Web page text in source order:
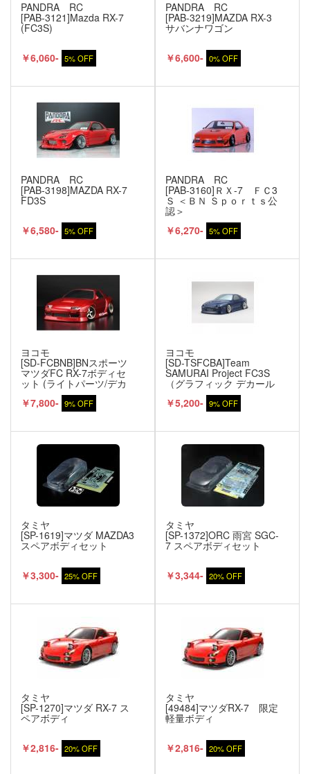
PANDRA RC
[PAB-3121]Mazda RX-7
(FC3S)
￥6,060- 5% OFF
PANDRA RC
[PAB-3219]MAZDA RX-3
サバンナワゴン
￥6,600- 0% OFF
PANDRA RC
[PAB-3198]MAZDA RX-7
FD3S
￥6,580- 5% OFF
PANDRA RC
[PAB-3160]ＲＸ-7 ＦＣ3
Ｓ ＜ＢＮ Ｓｐｏｒｔｓ公
認＞
￥6,270- 5% OFF
ヨコモ
[SD-FCBNB]BNスポーツ
マツダFC RX-7ボディセ
ット (ライトパーツ/デカ
￥7,800- 9% OFF
ヨコモ
[SD-TSFCBA]Team
SAMURAI Project FC3S
（グラフィック デカール
無し）ボディセット
￥5,200- 9% OFF
タミヤ
[SP-1619]マツダ MAZDA3
スペアボディセット
￥3,300- 25% OFF
タミヤ
[SP-1372]ORC 雨宮 SGC-
7 スペアボディセット
￥3,344- 20% OFF
タミヤ
[SP-1270]マツダ RX-7 ス
ペアボディ
￥2,816- 20% OFF
タミヤ
[49484]マツダRX-7 限定
軽量ボディ
￥2,816- 20% OFF